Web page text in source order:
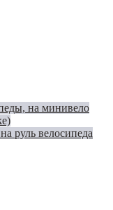
на минивело
руль велосипеда